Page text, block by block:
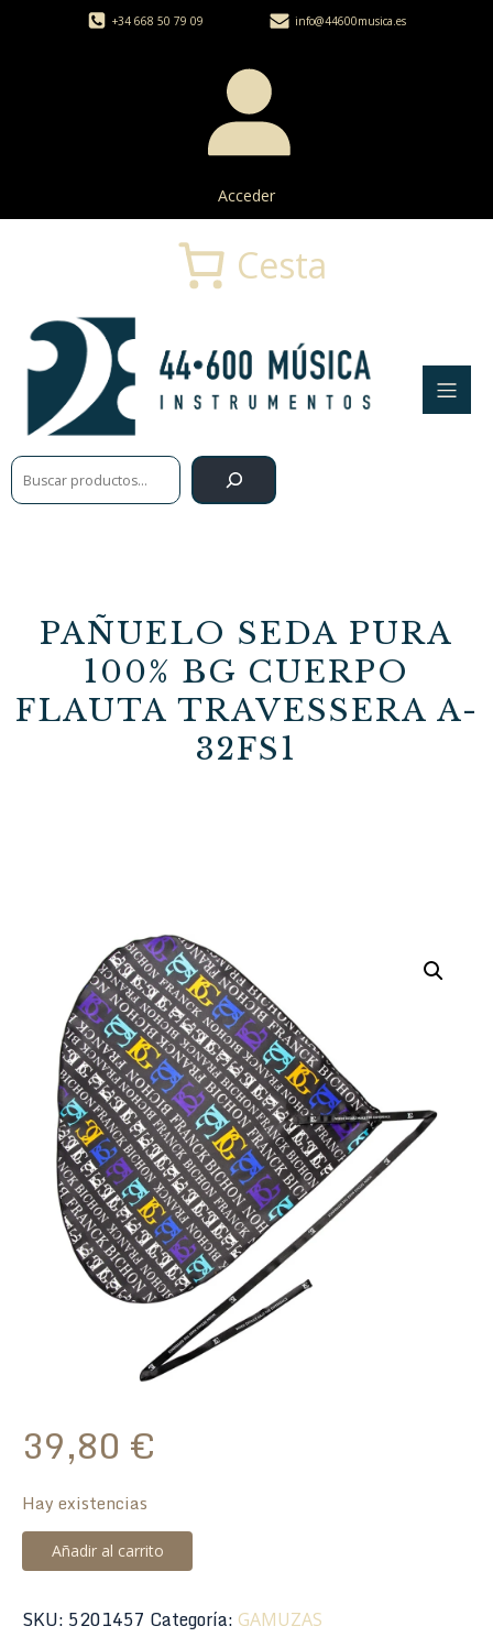
+34 668 50 79 09 info@44600musica.es
Acceder
Buscar
Cesta
PAÑUELO SEDA PURA
100% BG CUERPO
FLAUTA TRAVESSERA A-
32FS1
39,80 €
Hay existencias
Pañuelo
Seda
100%
Añadir al carrito
SKU: 5201457 Categoría: GAMUZAS